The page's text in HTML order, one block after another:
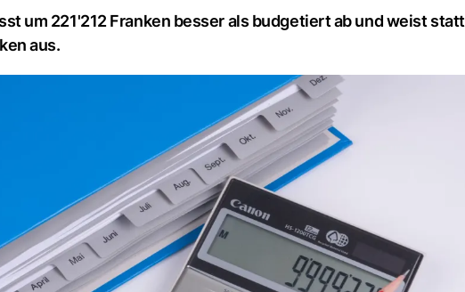
um 221'212 Franken besser als budgetiert ab und weist statt
aus.